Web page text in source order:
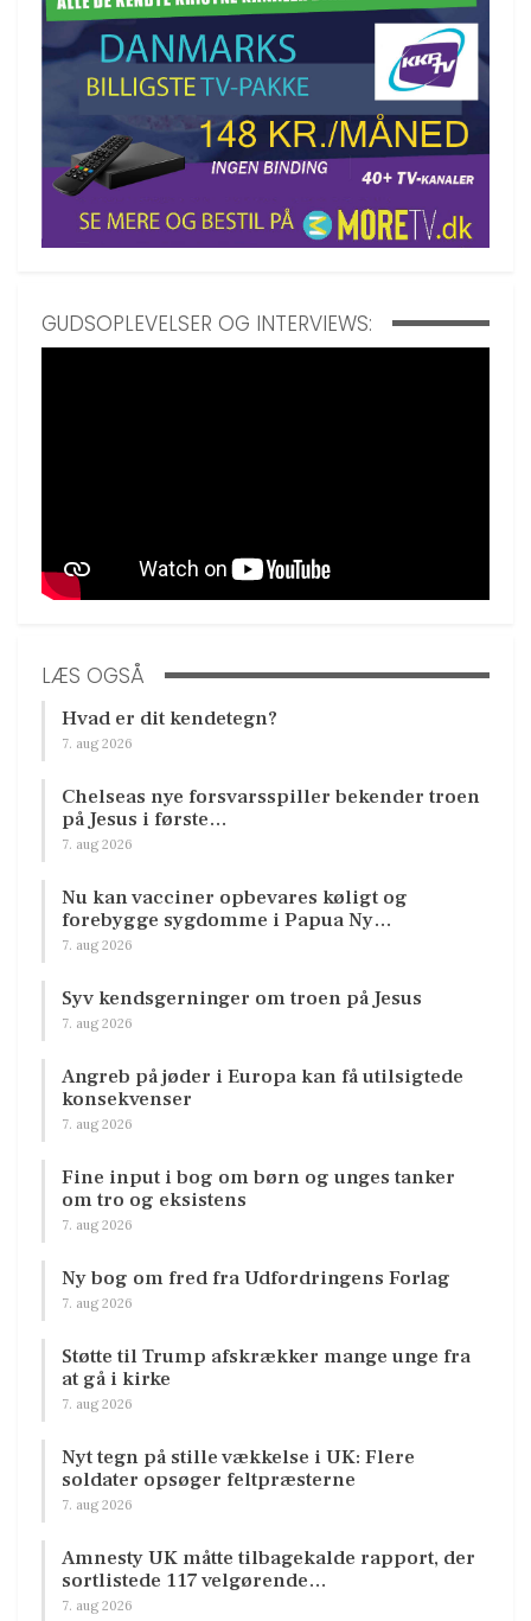
GUDSOPLEVELSER OG INTERVIEWS:
LÆS OGSÅ
Hvad er dit kendetegn?
7. aug 2026
Chelseas nye forsvarsspiller bekender troen
på Jesus i første…
7. aug 2026
Nu kan vacciner opbevares køligt og
forebygge sygdomme i Papua Ny…
7. aug 2026
Syv kendsgerninger om troen på Jesus
7. aug 2026
Angreb på jøder i Europa kan få utilsigtede
konsekvenser
7. aug 2026
Fine input i bog om børn og unges tanker
om tro og eksistens
7. aug 2026
Ny bog om fred fra Udfordringens Forlag
7. aug 2026
Støtte til Trump afskrækker mange unge fra
at gå i kirke
7. aug 2026
Nyt tegn på stille vækkelse i UK: Flere
soldater opsøger feltpræsterne
7. aug 2026
Amnesty UK måtte tilbagekalde rapport, der
sortlistede 117 velgørende…
7. aug 2026